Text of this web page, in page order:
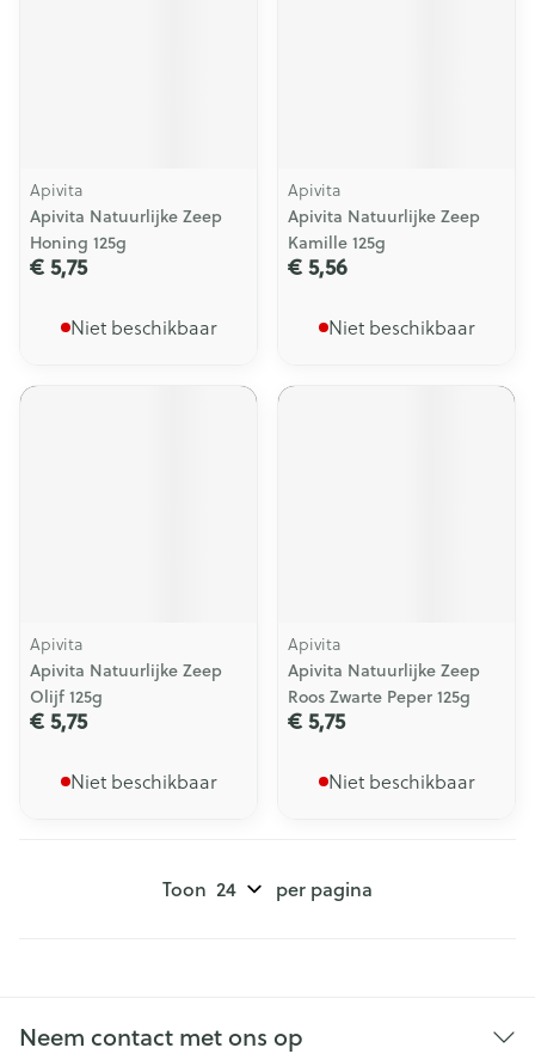
Apivita
Apivita Natuurlijke Zeep
Honing 125g
€ 5,75
Niet beschikbaar
Apivita
Apivita Natuurlijke Zeep
Kamille 125g
€ 5,56
Niet beschikbaar
Apivita
Apivita Natuurlijke Zeep
Olijf 125g
€ 5,75
Niet beschikbaar
Apivita
Apivita Natuurlijke Zeep
Roos Zwarte Peper 125g
€ 5,75
Niet beschikbaar
Toon per pagina
Neem contact met ons op